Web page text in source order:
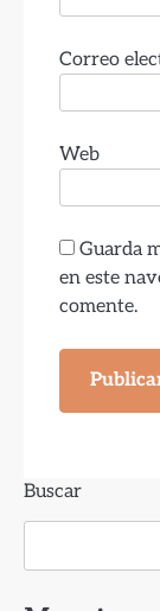
Correo
Web
Guarda
en este
comente.
Buscar